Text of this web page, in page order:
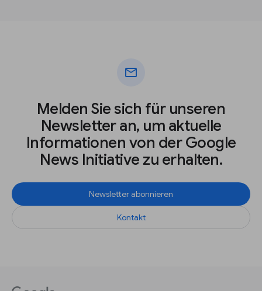
mail
Melden Sie sich für unseren
Newsletter an, um aktuelle
Informationen von der Google
News Initiative zu erhalten.
Newsletter abonnieren
Kontakt